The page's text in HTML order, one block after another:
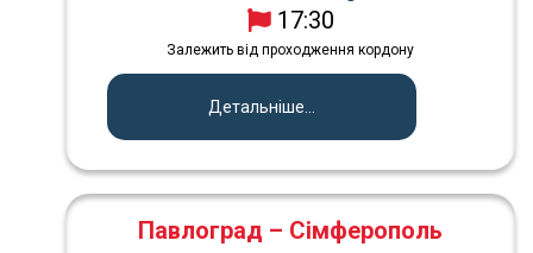
17:30
Залежить від проходження кордону
Детальніше...
Павлоград – Сімферополь